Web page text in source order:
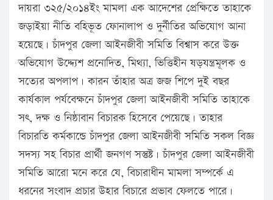
দায়রা ৩২৫/২০১৪ইং মামলা এক আদেশের প্রেক্ষিতে তাহাকে
জড়াইয়া নীতি বহিভূত ফোনালাপ ও দুর্নীতির অভিযোগ আনা
হয়েছে। চাঁদপুর জেলা আইনজীবী সমিতি বিশ্বাস করে উক্ত
অভিযোগ উদ্দ্যেশ প্রনোদিত, মিথ্যা, ভিত্তিহীন ষড়যন্ত্রমূলক ও
সত্যের অপলাপ। কারন তাঁহার অত্র জজ শিপে দুই বছর
কার্যকাল পর্যবেক্ষনে চাঁদপুর জেলা আইনজীবী সমিতি তাহাকে
সৎ, দক্ষ ও নিষ্ঠাবান বিচারক হিসেবে পেয়েছে। তাহার
বিচারতি কর্মকান্ডে চাঁদপুর জেলা আইনজীবী সমিতি সকল বিজ্ঞ
সদস্য সহ বিচার প্রার্থী জনগণ সন্তুষ্ট। চাঁদপুর জেলা আইনজীবী
সমিতি আরো মনে করে যে, বিচারাধীন মামলা সম্পর্কে এ
ধরনের সংবাদ প্রচার উহার বিচারে প্রভাব ফেলতে পারে।